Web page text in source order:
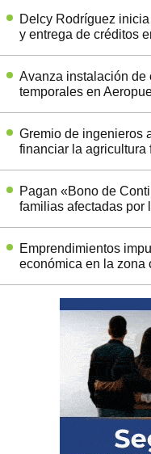
Delcy Rodríguez
y entrega de créditos
Avanza instalación de
temporales en
Gremio de ingenieros
financiar la agricultura
Pagan «Bono de
familias afectadas por
Emprendimientos
económica en la zona